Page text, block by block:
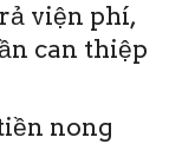
viện phí,
can thiệp
nong